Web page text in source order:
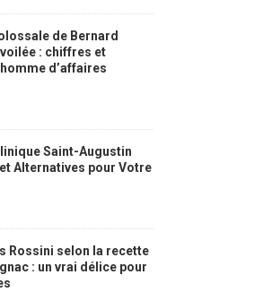
de Bernard
: chiffres et
d’affaires
Saint-Augustin
Alternatives pour Votre
Rossini selon la recette
: un vrai délice pour